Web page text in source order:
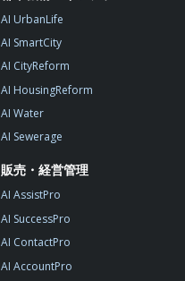
AI UrbanLife
AI SmartCity
AI CityReform
AI HousingReform
AI Water
AI Sewerage
販売・経営管理
AI AssistPro
AI SuccessPro
AI ContactPro
AI AccountPro